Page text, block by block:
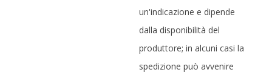
un'indicazione e dipende
dalla disponibilità del
produttore; in alcuni casi la
spedizione può avvenire